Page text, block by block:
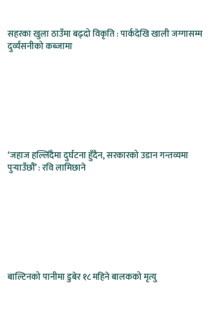
सहरका खुला ठाउँमा बढ्दो विकृति : पार्कदेखि खाली जग्गासम्म
दुर्व्यसनीको कब्जामा
‘जहाज हल्लिँदैमा दुर्घटना हुँदैन, सरकारको उडान गन्तव्यमा
पुर्‍याउँछौं’ : रवि लामिछाने
बाल्टिनको पानीमा डुबेर १८ महिने बालकको मृत्यु